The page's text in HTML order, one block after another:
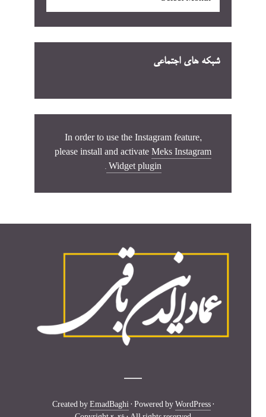
شبکه های اجتماعی
In order to use the Instagram feature,
please install and activate Meks Instagram
Widget plugin
.
Created by EmadBaghi· Powered by WordPress·